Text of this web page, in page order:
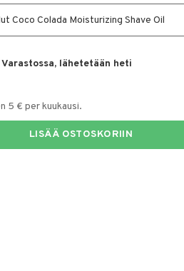
Coco Colada Moisturizing Shave Oil
Varastossa, lähetetään heti
5 € per kuukausi.
LISÄÄ OSTOSKORIIN